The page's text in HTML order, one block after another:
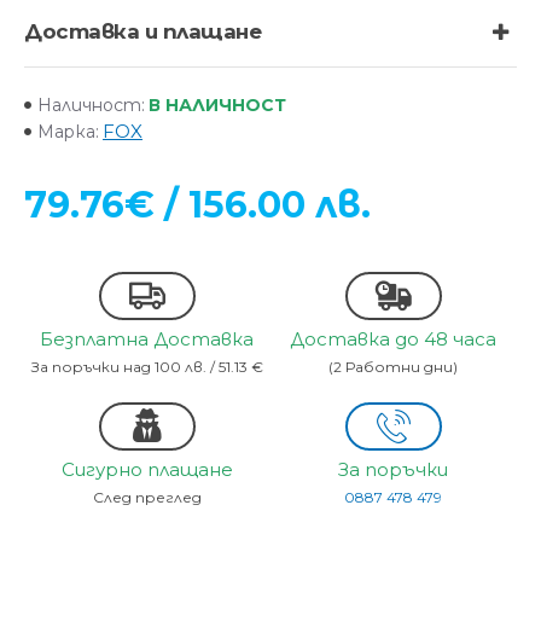
Доставка и плащане
Наличност: В НАЛИЧНОСТ
Марка: FOX
79.76€ / 156.00 лв.
Безплатна Доставка
За поръчки над 100 лв. / 51.13 €
Доставка до 48 часа
(2 Работни дни)
Сигурно плащане
След преглед
За поръчки
0887 478 479